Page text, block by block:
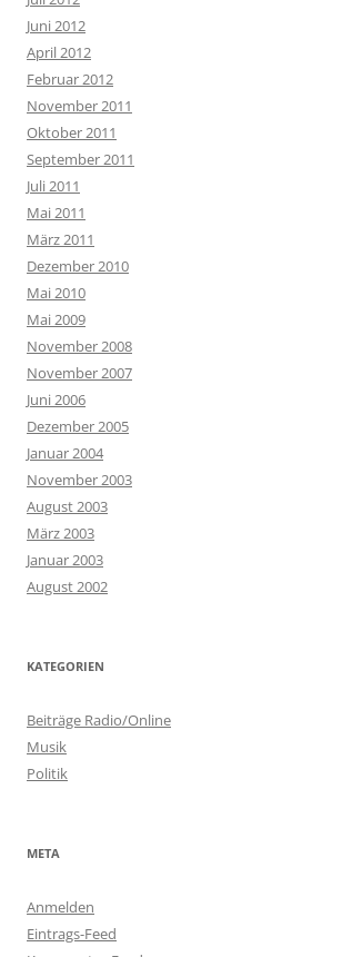
Juni 2012
April 2012
Februar 2012
November 2011
Oktober 2011
September 2011
Juli 2011
Mai 2011
März 2011
Dezember 2010
Mai 2010
Mai 2009
November 2008
November 2007
Juni 2006
Dezember 2005
Januar 2004
November 2003
August 2003
März 2003
Januar 2003
August 2002
KATEGORIEN
Beiträge Radio/Online
Musik
Politik
META
Anmelden
Eintrags-Feed